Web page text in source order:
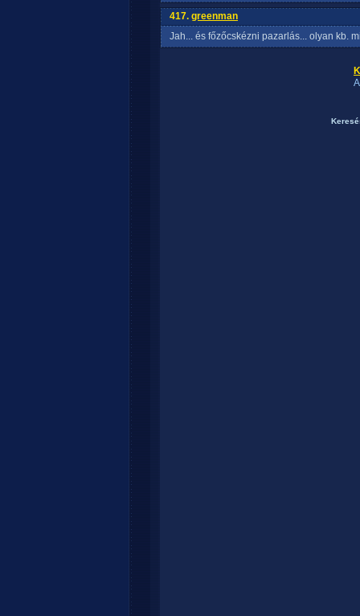
417. greenman
Jah... és főzőcskézni pazarlás... olyan kb.